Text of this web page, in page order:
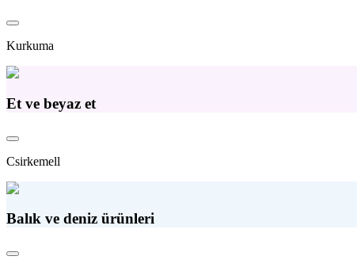
Kurkuma
Et ve beyaz et
Csirkemell
Balık ve deniz ürünleri